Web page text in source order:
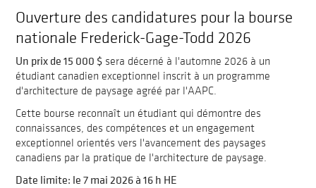
Ouverture des candidatures pour la bourse
nationale Frederick-Gage-Todd 2026
Un prix de 15 000 $sera décerné à l'automne 2026 à un
étudiant canadien exceptionnel inscrit à un programme
d'architecture de paysage agréé par l'AAPC.
Cette bourse reconnaît un étudiant qui démontre des
connaissances, des compétences et un engagement
exceptionnel orientés vers l'avancement des paysages
canadiens par la pratique de l'architecture de paysage.
Date limite: le 7 mai 2026 à 16 h HE